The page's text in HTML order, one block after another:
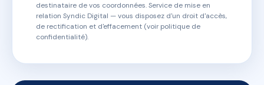
destinataire de vos coordonnées. Service de mise en
relation Syndic Digital — vous disposez d'un droit d'accès,
de rectification et d'effacement (voir politique de
confidentialité).